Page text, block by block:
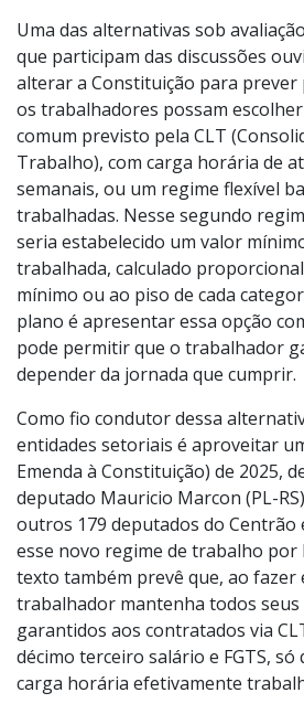
Uma das alternativas sob
que participam das discussões
alterar a Constituição para prever
os trabalhadores possam
comum previsto pela CLT
Trabalho), com carga horária de
semanais, ou um regime flexível
trabalhadas. Nesse segundo
seria estabelecido um valor
trabalhada, calculado
mínimo ou ao piso de cada
plano é apresentar essa opção
pode permitir que o trabalhador
depender da jornada que cumprir.
Como fio condutor dessa
entidades setoriais é aproveitar
Emenda à Constituição) de 2025,
deputado Mauricio Marcon (PL-
outros 179 deputados do Centrão
esse novo regime de trabalho por
texto também prevê que, ao fazer
trabalhador mantenha todos
garantidos aos contratados via
décimo terceiro salário e FGTS,
carga horária efetivamente